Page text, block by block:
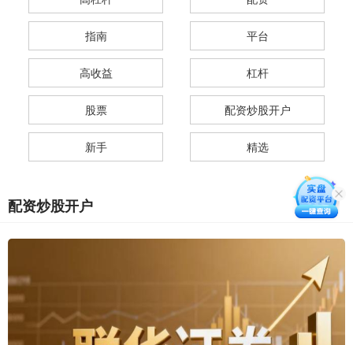
指南 平台
高收益 杠杆
股票 配资炒股开户
新手 精选
配资炒股开户